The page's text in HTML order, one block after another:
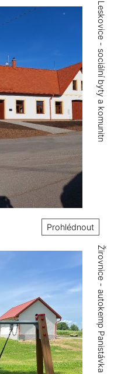
Leskovice - sociální byty a komunitní centrum
Prohlédnout
Žirovnice - autokemp Panistávka